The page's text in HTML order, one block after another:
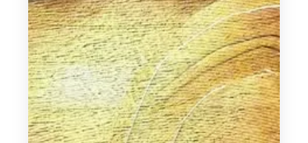
diciembre 18, 2023
¡EMILIA anuncia su primer WiZink
Center de Madrid el próximo 6 de
julio!
Si había una de las madres argentinas que
queríamos que viniera a nuestro país, ella es
Emilia Mernes, que acaba...
Leer Más